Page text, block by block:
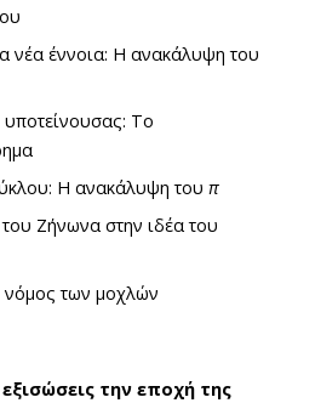
νέα έννοια: Η ανακάλυψη του
Το
Η ανακάλυψη τουπ
Ζήνωνα στην ιδέα του
των μοχλών
την εποχή της